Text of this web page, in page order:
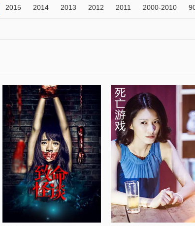
2015 2014 2013 2012 2011 2000-2010